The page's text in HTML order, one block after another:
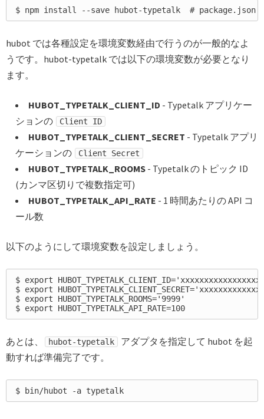
hubot では各種設定を環境変数経由で行うのが一般的なよ
うです。hubot-typetalk では以下の環境変数が必要となり
ます。
HUBOT_TYPETALK_CLIENT_ID - Typetalk アプリケー
ションの
Client ID
HUBOT_TYPETALK_CLIENT_SECRET - Typetalk アプリ
ケーションの
Client Secret
HUBOT_TYPETALK_ROOMS - Typetalk のトピック ID
(カンマ区切りで複数指定可)
HUBOT_TYPETALK_API_RATE - 1 時間あたりの API コ
ール数
以下のようにして環境変数を設定しましょう。
$ export
$ export
$ export HUBOT_TYPETALK_ROOMS='9999'
あとは、 hubot-typetalk
アダプタを指定して hubot を起
動すれば準備完了です。